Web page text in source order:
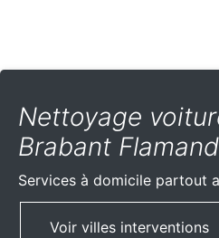
Nettoyage
Brabant Flamand
Services à domicile partout
Voir villes interventions